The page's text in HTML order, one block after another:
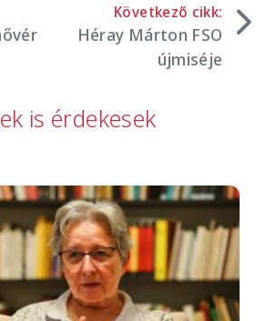
Következő cikk:
Héray Márton FSO
újmiséje
is érdekesek